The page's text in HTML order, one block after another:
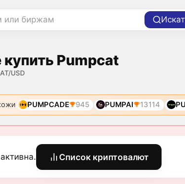
или биржам
купить Pumpcat
USD
PUMPCADE 945 PUMPAI 13114
Список криптовалют